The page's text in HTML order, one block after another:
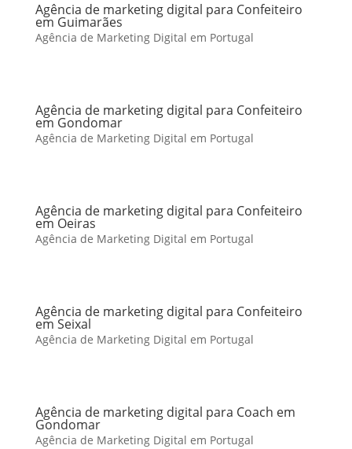
Agência de marketing digital para Confeiteiro
em Guimarães
Agência de Marketing Digital em Portugal
Agência de marketing digital para Confeiteiro
em Gondomar
Agência de Marketing Digital em Portugal
Agência de marketing digital para Confeiteiro
em Oeiras
Agência de Marketing Digital em Portugal
Agência de marketing digital para Confeiteiro
em Seixal
Agência de Marketing Digital em Portugal
Agência de marketing digital para Coach em
Gondomar
Agência de Marketing Digital em Portugal